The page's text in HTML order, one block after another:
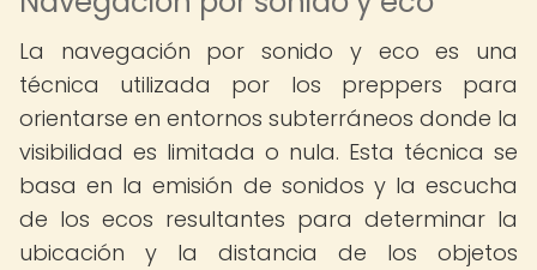
La navegación por sonido y eco es una
técnica utilizada por los preppers para
orientarse en entornos subterráneos donde la
visibilidad es limitada o nula. Esta técnica se
basa en la emisión de sonidos y la escucha
de los ecos resultantes para determinar la
ubicación y la distancia de los objetos